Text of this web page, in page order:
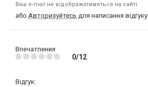
Ваш e-mail не відображатиметься на сайті
або Авторизуйтесь для написання відгуку
Впечатления
0/12
Відгук: